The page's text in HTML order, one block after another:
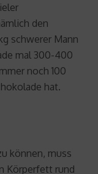
den
schwerer Mann
mal 300-400
noch 100
hat.
können, muss
Körperfett rund